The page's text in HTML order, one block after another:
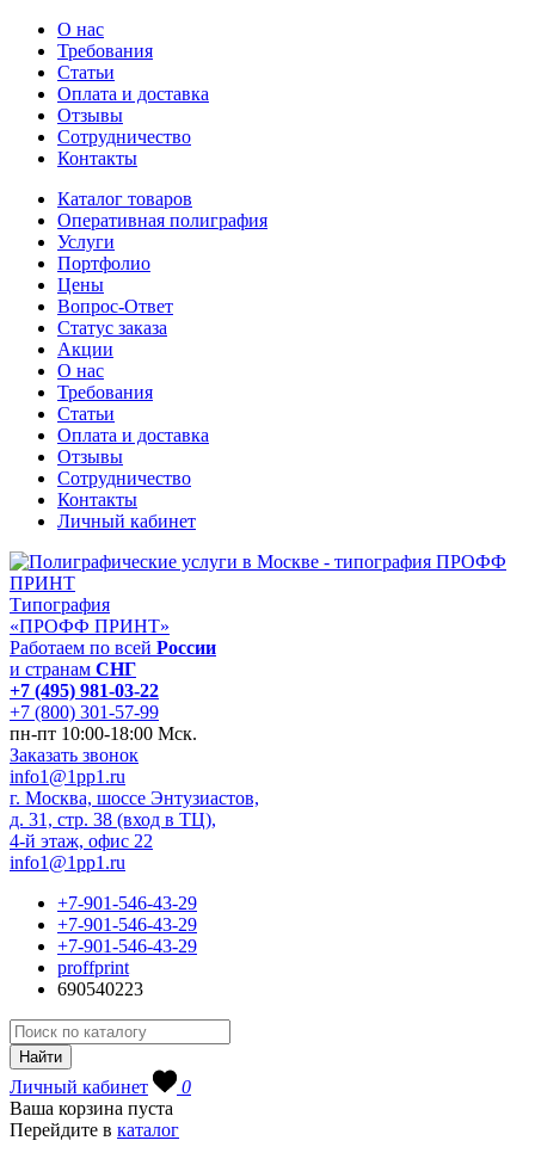
О нас
Требования
Статьи
Оплата и доставка
Отзывы
Сотрудничество
Контакты
Каталог товаров
Оперативная полиграфия
Услуги
Портфолио
Цены
Вопрос-Ответ
Статус заказа
Акции
О нас
Требования
Статьи
Оплата и доставка
Отзывы
Сотрудничество
Контакты
Личный кабинет
Типография
«ПРОФФ ПРИНТ»
Работаем по всей России
и странам СНГ
+7 (495) 981-03-22
+7 (800) 301-57-99
пн-пт 10:00-18:00 Мск.
Заказать звонок
info1@1pp1.ru
г. Москва, шоссе Энтузиастов,
д. 31, стр. 38 (вход в ТЦ),
4-й этаж, офис 22
info1@1pp1.ru
+7-901-546-43-29
+7-901-546-43-29
+7-901-546-43-29
proffprint
690540223
Личный кабинет
0
Ваша корзина пуста
Перейдите в каталог